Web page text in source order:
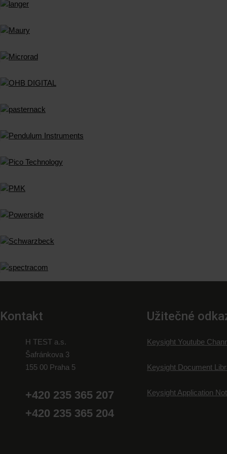
Kontakt
H TEST a.s.
Šafránkova 3
155 00 Praha 5
+420 235 365 207
+420 235 365 204
Užitečné
Keysight Youtube
Keysight Document
Keysight Application